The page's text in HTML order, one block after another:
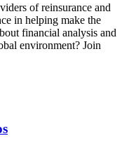
of reinsurance and
in helping make the
financial analysis and
environment? Join